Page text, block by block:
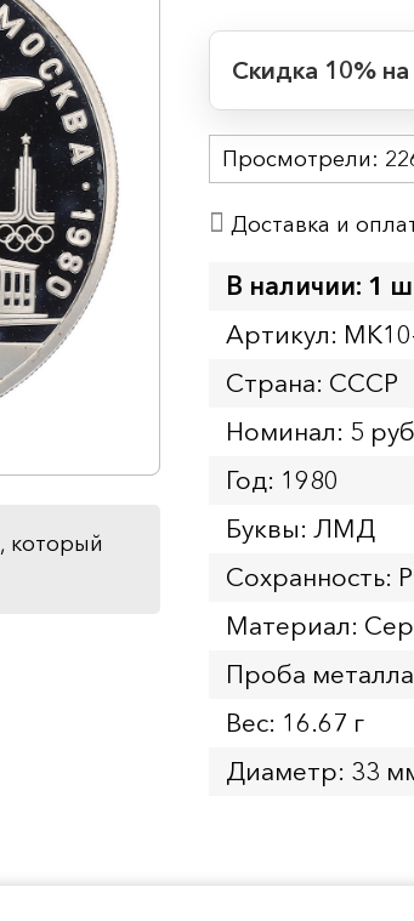
который
Скидка 10%
Начало:
Окончание:
Просмотрели:
Доставка и
В наличии: 1
Артикул:
Страна: СССР
Номинал: 5
Год: 1980
Буквы: ЛМД
Сохранность:
Материал:
Проба
Вес: 16.67 г
Диаметр: 33